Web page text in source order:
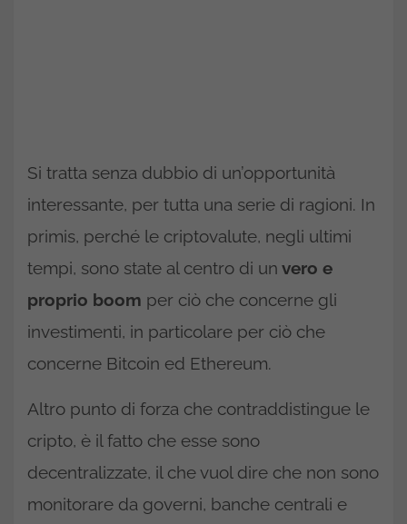
Si tratta senza dubbio di un’opportunità
interessante, per tutta una serie di ragioni. In
primis, perché le criptovalute, negli ultimi
tempi, sono state al centro di un vero e
proprio boom per ciò che concerne gli
investimenti, in particolare per ciò che
concerne Bitcoin ed Ethereum.
Altro punto di forza che contraddistingue le
cripto, è il fatto che esse sono
decentralizzate, il che vuol dire che non sono
monitorare da governi, banche centrali e